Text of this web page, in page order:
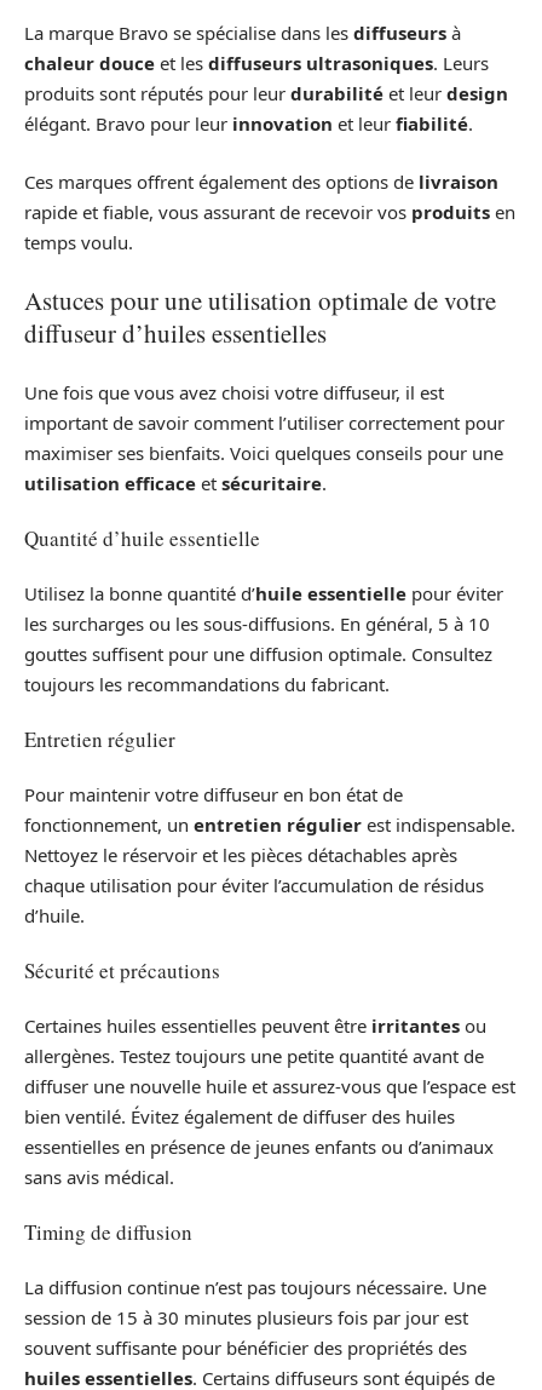
La marque Bravo se spécialise dans les diffuseurs à
chaleur douce et les diffuseurs ultrasoniques. Leurs
produits sont réputés pour leur durabilité et leur design
élégant. Bravo pour leur innovation et leur fiabilité.
Ces marques offrent également des options de livraison
rapide et fiable, vous assurant de recevoir vos produits en
temps voulu.
Astuces pour une utilisation optimale de votre
diffuseur d’huiles essentielles
Une fois que vous avez choisi votre diffuseur, il est
important de savoir comment l’utiliser correctement pour
maximiser ses bienfaits. Voici quelques conseils pour une
utilisation efficace et sécuritaire.
Quantité d’huile essentielle
Utilisez la bonne quantité d’huile essentielle pour éviter
les surcharges ou les sous-diffusions. En général, 5 à 10
gouttes suffisent pour une diffusion optimale. Consultez
toujours les recommandations du fabricant.
Entretien régulier
Pour maintenir votre diffuseur en bon état de
fonctionnement, un entretien régulier est indispensable.
Nettoyez le réservoir et les pièces détachables après
chaque utilisation pour éviter l’accumulation de résidus
d’huile.
Sécurité et précautions
Certaines huiles essentielles peuvent être irritantes ou
allergènes. Testez toujours une petite quantité avant de
diffuser une nouvelle huile et assurez-vous que l’espace est
bien ventilé. Évitez également de diffuser des huiles
essentielles en présence de jeunes enfants ou d’animaux
sans avis médical.
Timing de diffusion
La diffusion continue n’est pas toujours nécessaire. Une
session de 15 à 30 minutes plusieurs fois par jour est
souvent suffisante pour bénéficier des propriétés des
huiles essentielles. Certains diffuseurs sont équipés de